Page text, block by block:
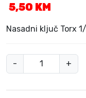
5,50 KM
Nasadni ključ Torx
-
a
+